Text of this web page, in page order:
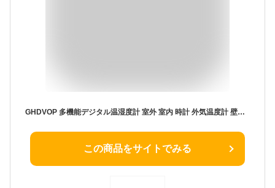
GHDVOP 多機能デジタル温湿度計 室外 室内 時計 外気温度計 壁掛け 高精度三つセンサー 卓上 防水 高精度 LCD大画面 バックライト 寒さ対策 目覚まし時計 温度管理 温度傾向図表示 置き掛け両用タイプ 健康管理 見やすい 室内屋外兼用&三個子機センサー 日本語説明書付き
この商品をサイトでみる